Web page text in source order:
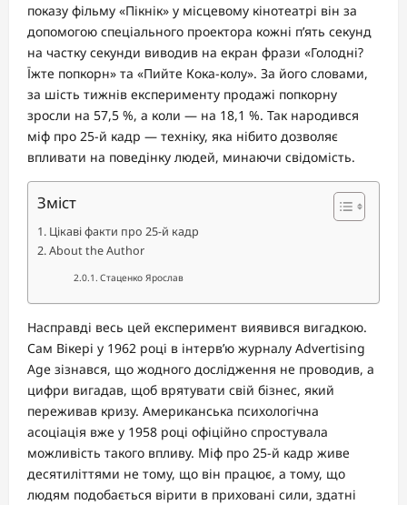
показу фільму «Пікнік» у місцевому кінотеатрі він за
допомогою спеціального проектора кожні п’ять секунд
на частку секунди виводив на екран фрази «Голодні?
Їжте попкорн» та «Пийте Кока-колу». За його словами,
за шість тижнів експерименту продажі попкорну
зросли на 57,5 %, а коли — на 18,1 %. Так народився
міф про 25-й кадр — техніку, яка нібито дозволяє
впливати на поведінку людей, минаючи свідомість.
Зміст
Цікаві факти про 25-й кадр
About the Author
Стаценко Ярослав
Насправді весь цей експеримент виявився вигадкою.
Сам Вікері у 1962 році в інтерв’ю журналу Advertising
Age зізнався, що жодного дослідження не проводив, а
цифри вигадав, щоб врятувати свій бізнес, який
переживав кризу. Американська психологічна
асоціація вже у 1958 році офіційно спростувала
можливість такого впливу. Міф про 25-й кадр живе
десятиліттями не тому, що він працює, а тому, що
людям подобається вірити в приховані сили, здатні